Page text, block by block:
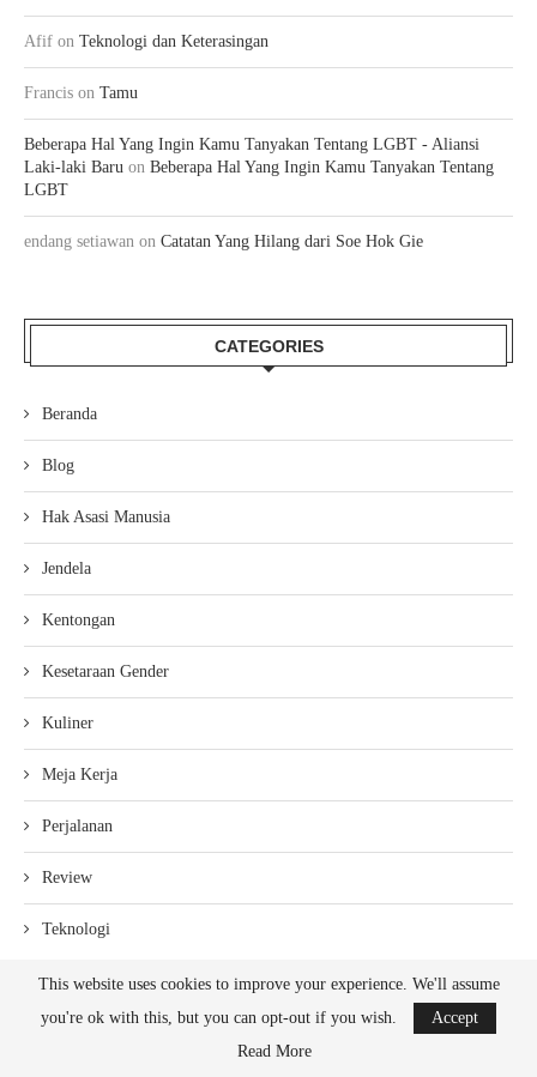
Afif on Teknologi dan Keterasingan
Francis on Tamu
Beberapa Hal Yang Ingin Kamu Tanyakan Tentang LGBT - Aliansi
Laki-laki Baru on Beberapa Hal Yang Ingin Kamu Tanyakan Tentang
LGBT
endang setiawan on Catatan Yang Hilang dari Soe Hok Gie
CATEGORIES
Beranda
Blog
Hak Asasi Manusia
Jendela
Kentongan
Kesetaraan Gender
Kuliner
Meja Kerja
Perjalanan
Review
Teknologi
This website uses cookies to improve your experience. We'll assume
you're ok with this, but you can opt-out if you wish.
Accept
Read More